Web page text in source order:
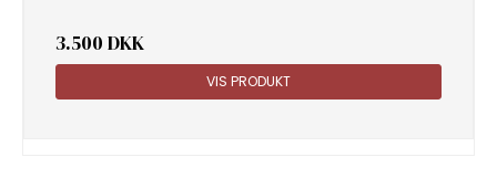
3.500 DKK
VIS PRODUKT